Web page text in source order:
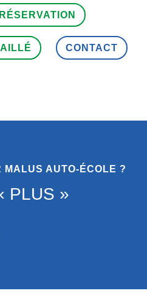
RÉSERVATION
CONTACT
MALUS AUTO-ÉCOLE ?
PLUS »